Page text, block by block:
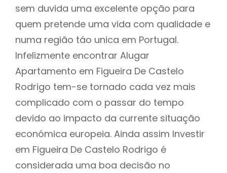
sem duvida uma excelente opção para
quem pretende uma vida com qualidade e
numa região táo unica em Portugal.
Infelizmente encontrar Alugar
Apartamento em Figueira De Castelo
Rodrigo tem-se tornado cada vez mais
complicado com o passar do tempo
devido ao impacto da currente situação
económica europeia. Ainda assim Investir
em Figueira De Castelo Rodrigo é
considerada uma boa decisão no